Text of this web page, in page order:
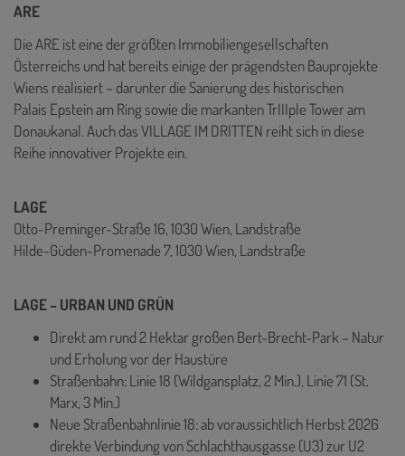
ARE
Die ARE ist eine der größten Immobiliengesellschaften
Österreichs und hat bereits einige der prägendsten Bauprojekte
Wiens realisiert – darunter die Sanierung des historischen
Palais Epstein am Ring sowie die markanten TrIIIple Tower am
Donaukanal. Auch das VILLAGE IM DRITTEN reiht sich in diese
Reihe innovativer Projekte ein.
LAGE
Otto-Preminger-Straße 16, 1030 Wien, Landstraße
Hilde-Güden-Promenade 7, 1030 Wien, Landstraße
LAGE – URBAN UND GRÜN
Direkt am rund 2 Hektar großen Bert-Brecht-Park – Natur
und Erholung vor der Haustüre
Straßenbahn: Linie 18 (Wildgansplatz, 2 Min.), Linie 71 (St.
Marx, 3 Min.)
Neue Straßenbahnlinie 18: ab voraussichtlich Herbst 2026
direkte Verbindung von Schlachthausgasse (U3) zur U2